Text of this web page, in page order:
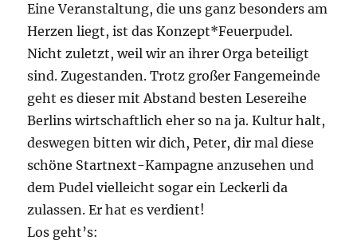
LIVEPODCAST!
Eine Veranstaltung, die uns ganz besonders am
Herzen liegt, ist das Konzept*Feuerpudel.
Nicht zuletzt, weil wir an ihrer Orga beteiligt
sind. Zugestanden. Trotz großer Fangemeinde
geht es dieser mit Abstand besten Lesereihe
Berlins wirtschaftlich eher so na ja. Kultur halt,
deswegen bitten wir dich, Peter, dir mal diese
schöne Startnext-Kampagne anzusehen und
dem Pudel vielleicht sogar ein Leckerli da
zulassen. Er hat es verdient!
Los geht’s: